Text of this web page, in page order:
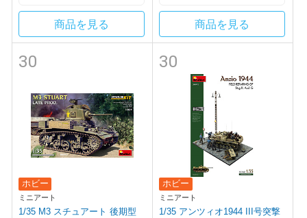
商品を見る 商品を見る
30
ホビー
ミニアート
1/35 M3 スチュアート 後期型
30
ホビー
ミニアート
1/35 アンツィオ1944 III号突撃